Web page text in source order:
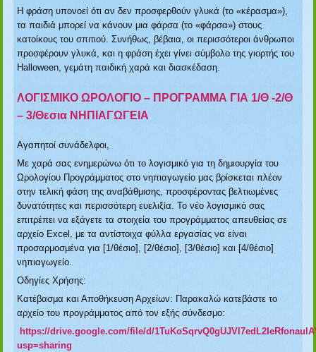
Η φράση υπονοεί ότι αν δεν προσφερθούν γλυκά (το «κέρασμα»),
τα παιδιά μπορεί να κάνουν μια φάρσα (το «φάρσα») στους
κατοίκους του σπιτιού. Συνήθως, βέβαια, οι περισσότεροι άνθρωποι
προσφέρουν γλυκά, και η φράση έχει γίνει σύμβολο της γιορτής του
Halloween, γεμάτη παιδική χαρά και διασκέδαση.
ΛΟΓΙΣΜΙΚΟ ΩΡΟΛΟΓΙΟ – ΠΡΟΓΡΑΜΜΑ ΓΙΑ 1/Θ -2/Θ
– 3/Θεσια ΝΗΠΙΑΓΩΓΕΙΑ
Αγαπητοί συνάδελφοι,
Με χαρά σας ενημερώνω ότι το λογισμικό για τη δημιουργία του
Ωρολογίου Προγράμματος στο νηπιαγωγείο μας βρίσκεται πλέον
στην τελική φάση της αναβάθμισης, προσφέροντας βελτιωμένες
δυνατότητες και περισσότερη ευελιξία. Το νέο λογισμικό σας
επιτρέπει να εξάγετε τα στοιχεία του προγράμματος απευθείας σε
αρχείο Excel, με τα αντίστοιχα φύλλα εργασίας να είναι
προσαρμοσμένα για [1/θέσιο], [2/θέσιο], [3/θέσιο] και [4/θέσιο]
νηπιαγωγείο.
Οδηγίες Χρήσης:
Κατέβασμα και Αποθήκευση Αρχείων: Παρακαλώ κατεβάστε το
αρχείο του προγράμματος από τον εξής σύνδεσμο:
https://drive.google.com/file/d/
usp=sharing